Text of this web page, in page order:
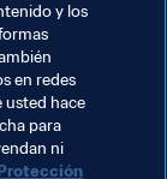
rojiblancos
otro
como
habituados
y los
en redes
usted hace
para
ni